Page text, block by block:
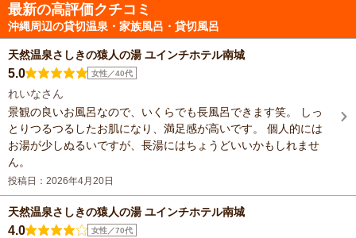
最新の高評価クチコミ
沖縄周辺の貸切温泉・家族風呂・貸切風呂
天然温泉さしきの猿人の湯 ユインチホテル南城
5.0 女性／40代
れいなさん
景観の良いお風呂なので、いくらでも長風呂できます笑。 しっ
とりつるつるしたお肌になり、満足感が高いです。 個人的には
お湯が少しぬるいですが、長湯にはちょうどいいかもしれませ
ん。
投稿日：2026年4月20日
天然温泉さしきの猿人の湯 ユインチホテル南城
4.0 女性／70代